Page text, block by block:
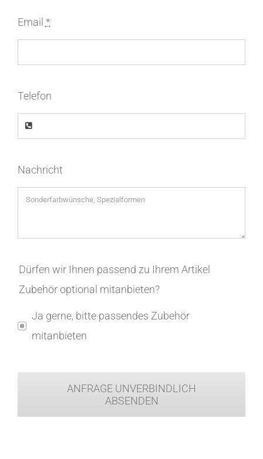
Email *
Telefon
Nachricht
Dürfen wir Ihnen passend zu Ihrem Artikel
Zubehör optional mitanbieten?
Ja gerne, bitte passendes Zubehör
mitanbieten
ANFRAGE UNVERBINDLICH
ABSENDEN